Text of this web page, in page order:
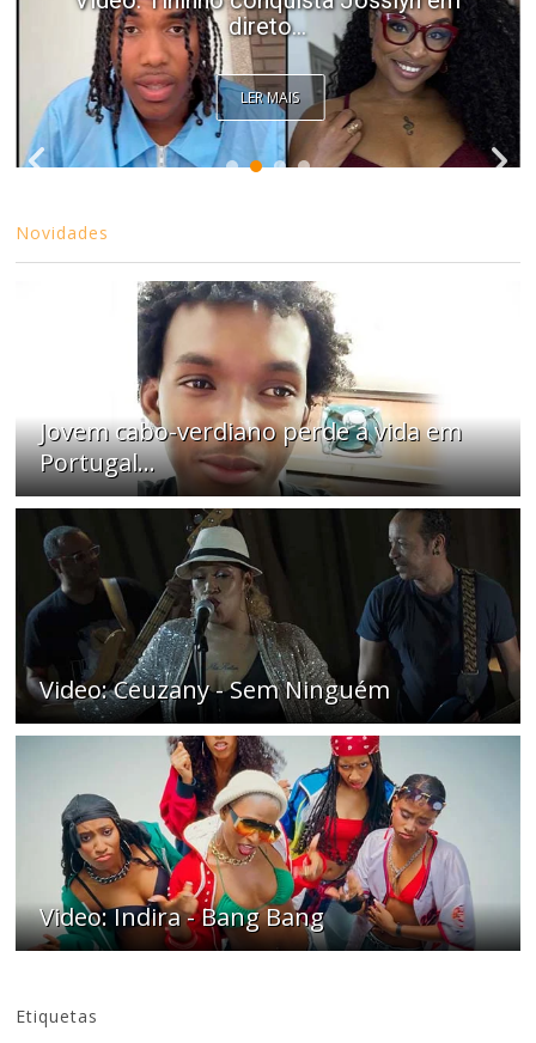
direto...
LER MAIS
Novidades
Jovem cabo-verdiano perde a vida em
Portugal...
Video: Ceuzany - Sem Ninguém
Video: Indira - Bang Bang
Etiquetas